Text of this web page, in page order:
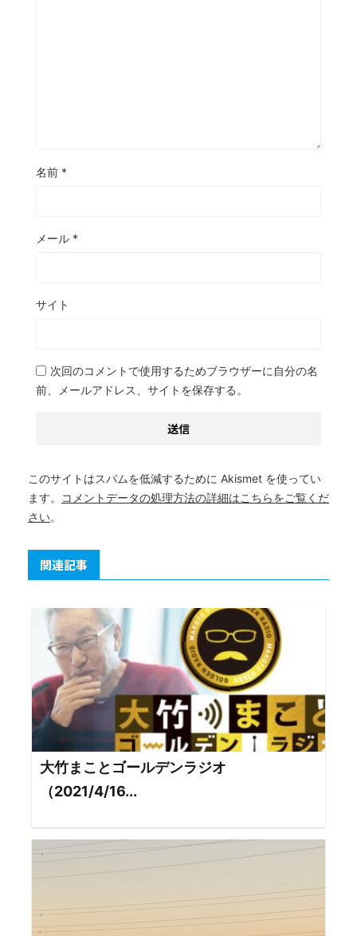
名前 *
メール *
サイト
次回のコメントで使用するためブラウザーに自分の名
前、メールアドレス、サイトを保存する。
このサイトはスパムを低減するために Akismet を使ってい
ます。
コメントデータの処理方法の詳細はこちらをご覧くだ
さい。
関連記事
大竹まことゴールデンラジオ
（2021/4/16...